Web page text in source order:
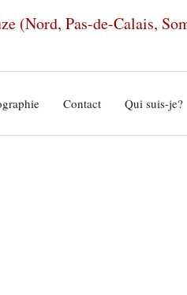
(Nord, Pas-de-Calais,
Contact Qui suis-je?